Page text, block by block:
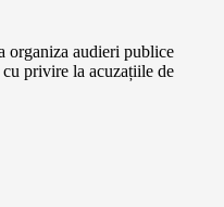
organiza audieri publice
privire la acuzațiile de